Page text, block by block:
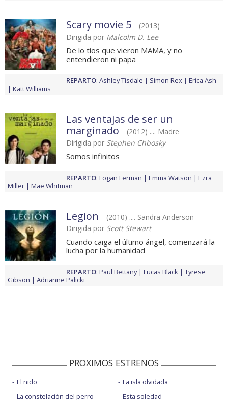
Scary movie 5
(2013)
Dirigida por Malcolm D. Lee
De lo tíos que vieron MAMA, y no
entendieron ni papa
REPARTO: Ashley Tisdale Simon Rex
Erica Ash
Katt Williams
Las ventajas de ser un
marginado
(2012) .... Madre
Dirigida por Stephen Chbosky
Somos infinitos
REPARTO: Logan Lerman Emma Watson
Ezra
Miller
Mae Whitman
Legion
(2010) .... Sandra Anderson
Dirigida por Scott Stewart
Cuando caiga el último ángel, comenzará la
lucha por la humanidad
REPARTO: Paul Bettany Lucas Black
Tyrese
Gibson
Adrianne Palicki
PROXIMOS ESTRENOS
El nido
La constelación del perro
La isla olvidada
Esta soledad